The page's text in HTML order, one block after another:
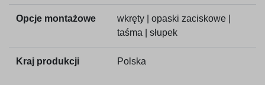
Opcje montażowe
wkręty | opaski zaciskowe |
taśma | słupek
Kraj produkcji Polska